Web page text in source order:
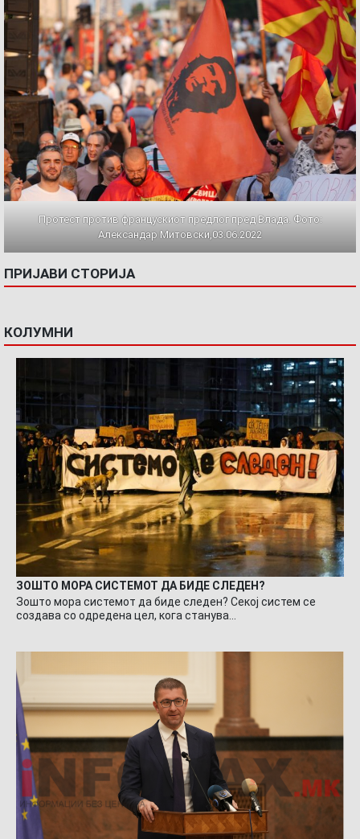
Протест против францускиот предлог пред Влада. Фото:
Александар Митовски,03.06.2022
ПРИЈАВИ СТОРИЈА
КОЛУМНИ
ЗОШТО МОРА СИСТЕМОТ ДА БИДЕ СЛЕДЕН?
Зошто мора системот да биде следен? Секој систем се
создава со одредена цел, кога станува…